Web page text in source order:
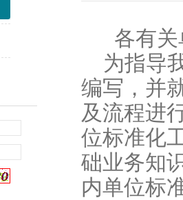
各有关
为指导
编写，并
及流程进
位标准化
础业务知
内单位标